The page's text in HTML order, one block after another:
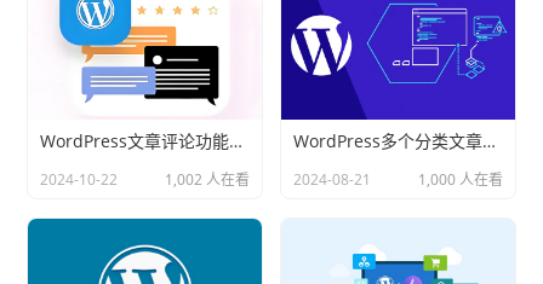
WordPress文章评论功能批量打开或关闭方法
2024-10-22 1,002 人在看
WordPress多个分类文章重复和数量限制的解决方法
2024-08-21 1,000 人在看